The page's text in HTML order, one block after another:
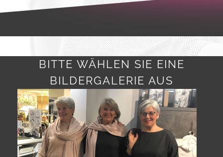
Unser
Bildergalerie
Kontakt
Datenschutz
Cookie
Einstellungen
BITTE WÄHLEN SIE EINE
BILDERGALERIE AUS